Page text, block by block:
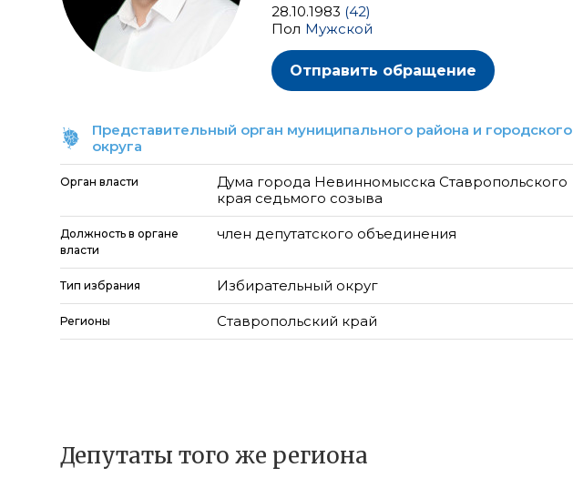
28.10.1983 (42)
Пол Мужской
Отправить обращение
Представительный орган муниципального района и городского
округа
Орган власти
Дума города Невинномысска Ставропольского
края седьмого созыва
Должность в органе
власти
член депутатского объединения
Тип избрания Избирательный округ
Регионы Ставропольский край
Депутаты того же региона